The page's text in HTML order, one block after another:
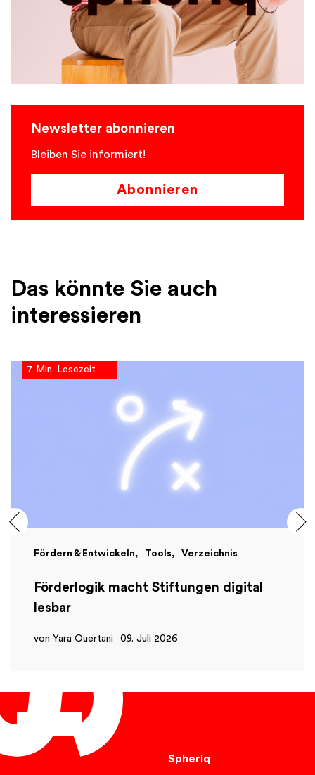
Newsletter abonnieren
Bleiben Sie informiert!
Abonnieren
Das könnte Sie auch
interessieren
7 Min. Lesezeit
Fördern & Entwickeln Tools Verzeichnis
Förderlogik macht Stiftungen digital
lesbar
von Yara Ouertani 09. Juli 2026
Spheriq